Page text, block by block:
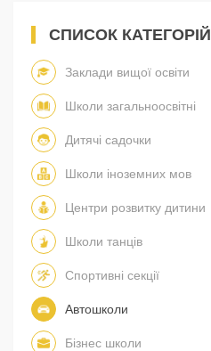
СПИСОК КАТЕГОРІЙ
Заклади вищої освіти
Школи загальноосвітні
Дитячі садочки
Школи іноземних мов
Центри розвитку дитини
Школи танців
Спортивні секції
Автошколи
Бізнес школи